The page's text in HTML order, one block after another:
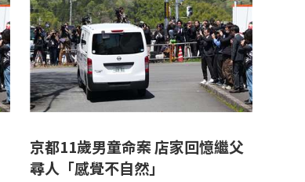
京都11歲男童命案 店家回憶繼父
尋人「感覺不自然」